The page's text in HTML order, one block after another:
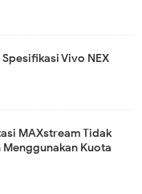
Vivo NEX
MAXstream Tidak
Kuota